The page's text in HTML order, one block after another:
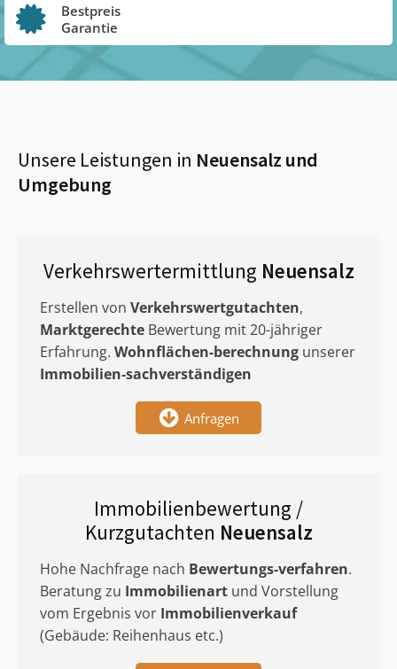
Bestpreis
Garantie
Unsere Leistungen in Neuensalz und
Umgebung
Verkehrswertermittlung Neuensalz
Erstellen von Verkehrswertgutachten,
Marktgerechte Bewertung mit 20-jähriger
Erfahrung. Wohnflächen-berechnung unserer
Immobilien-sachverständigen
Anfragen
Immobilienbewertung /
Kurzgutachten Neuensalz
Hohe Nachfrage nach Bewertungs-verfahren.
Beratung zu Immobilienart und Vorstellung
vom Ergebnis vor Immobilienverkauf
(Gebäude: Reihenhaus etc.)